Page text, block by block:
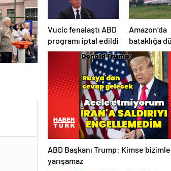
Vucic fenalaştı ABD
programı iptal edildi
Amazon’da
bataklığa
uçağın
saat
bekledi
ABD Başkanı Trump: Kimse bizimle
yarışamaz